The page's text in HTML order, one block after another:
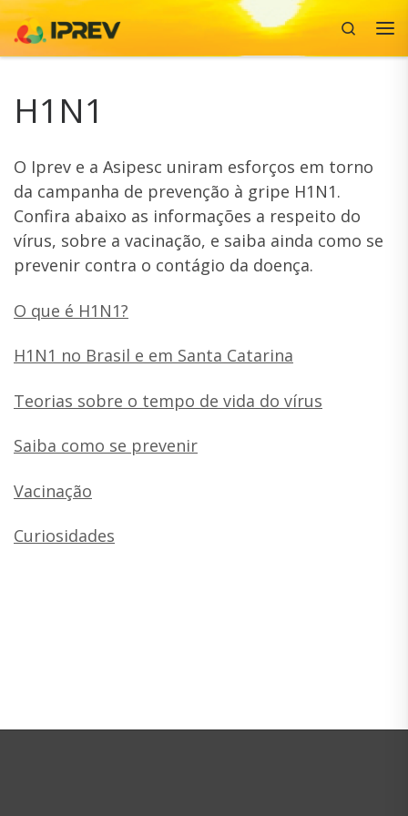
Skip to content
Search
H1N1
O Iprev e a Asipesc uniram esforços em torno
da campanha de prevenção à gripe H1N1.
Confira abaixo as informações a respeito do
vírus, sobre a vacinação, e saiba ainda como se
prevenir contra o contágio da doença.
O que é H1N1?
H1N1 no Brasil e em Santa Catarina
Teorias sobre o tempo de vida do vírus
Saiba como se prevenir
Vacinação
Curiosidades